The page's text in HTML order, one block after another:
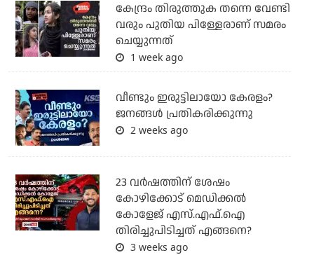
കേന്ദ്രം തിരുത്തുക തന്നെ വേണ്ടി
വരും പുതിയ പിള്ളേരാണ് സമരം
ചെയ്യുന്നത്
1 week ago
വീണ്ടും ഇരുട്ടിലായോ കേരളം?
ജനങ്ങൾ പ്രതികരിക്കുന്നു
2 weeks ago
23 വർഷത്തിന് ശേഷം
കോഴിക്കോട് മെഡിക്കൽ
കോളേജ് എസ്.എഫ്.ഐ
തിരിച്ചുപിടിച്ചത് എങ്ങനെ?
3 weeks ago